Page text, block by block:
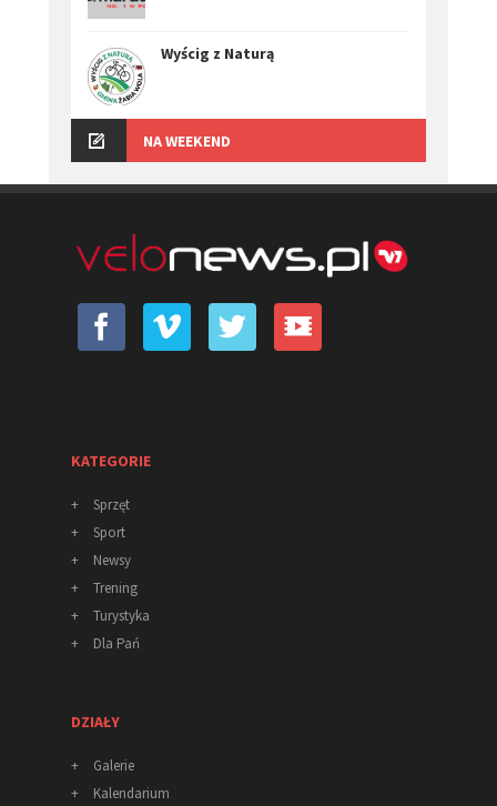
Wyścig z Naturą
NA WEEKEND
KATEGORIE
+
Sprzęt
+
Sport
+
Newsy
+
Trening
+
Turystyka
+
Dla Pań
DZIAŁY
+
Galerie
+
Kalendarium